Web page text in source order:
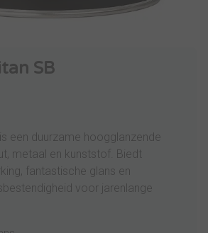
SB
een duurzame hoogglanzende
metaal en kunststof. Biedt
fantastische glans en
voor jarenlange